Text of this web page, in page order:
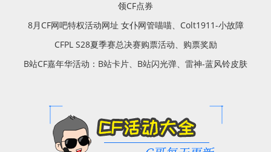
领CF点券
8月CF网吧特权活动网址 女仆网管喵喵、Colt1911-小故障
CFPL S28夏季赛总决赛购票活动、购票奖励
B站CF嘉年华活动：B站卡片、B站闪光弹、雷神-蓝风铃皮肤